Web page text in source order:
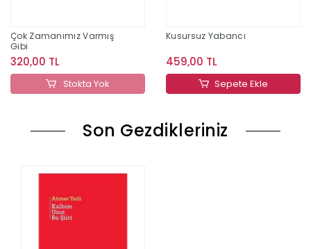
Çok Zamanımız Varmış
Gibi
320,00 TL
Stokta Yok
Kusursuz Yabancı
459,00 TL
Sepete Ekle
Son Gezdikleriniz